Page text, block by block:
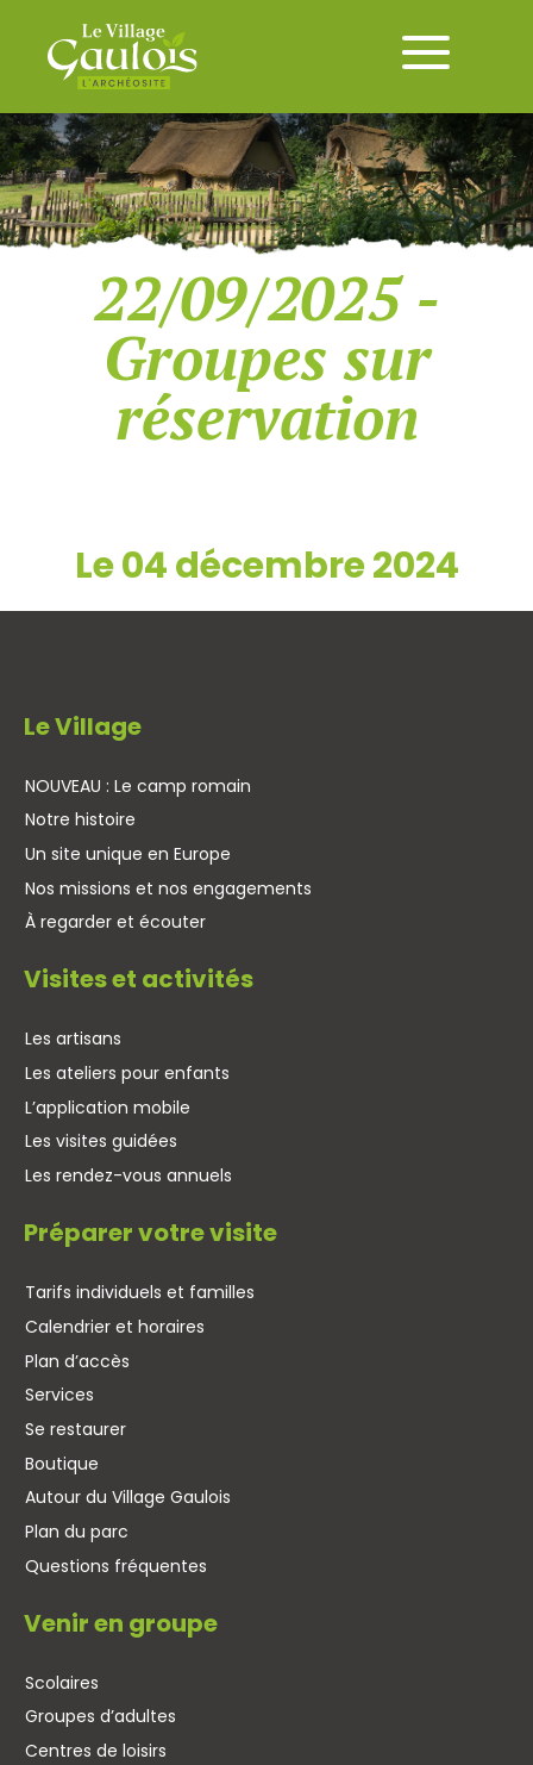
22/09/2025 -
Groupes sur
réservation
Le 04 décembre 2024
Le Village
NOUVEAU : Le camp romain
Notre histoire
Un site unique en Europe
Nos missions et nos engagements
À regarder et écouter
Visites et activités
Les artisans
Les ateliers pour enfants
L’application mobile
Les visites guidées
Les rendez-vous annuels
Préparer votre visite
Tarifs individuels et familles
Calendrier et horaires
Plan d’accès
Services
Se restaurer
Boutique
Autour du Village Gaulois
Plan du parc
Questions fréquentes
Venir en groupe
Scolaires
Groupes d’adultes
Centres de loisirs